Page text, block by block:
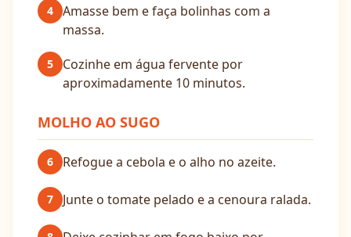
4
Amasse bem e faça bolinhas com a
massa.
5
Cozinhe em água fervente por
aproximadamente 10 minutos.
MOLHO AO SUGO
6 Refogue a cebola e o alho no azeite.
7 Junte o tomate pelado e a cenoura ralada.